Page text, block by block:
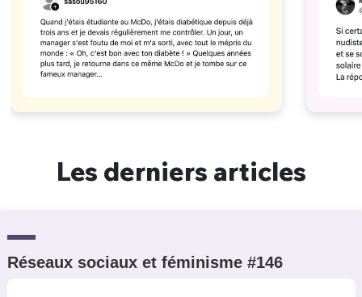
Les derniers articles
Réseaux sociaux et féminisme #146